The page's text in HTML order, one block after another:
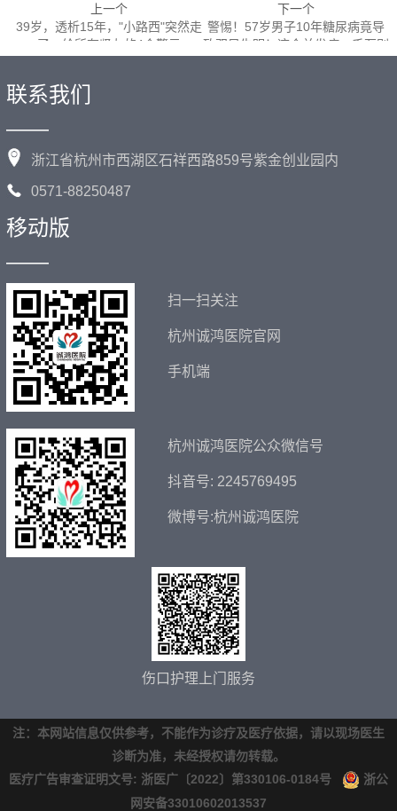
上一个
39岁，透析15年，"小路西"突然走
了…给所有肾友的4个警示
下一个
警惕！57岁男子10年糖尿病竟导
致双目失明！这个并发症，千万别
联系我们
——
浙江省杭州市西湖区石祥西路859号紫金创业园内
0571-88250487
移动版
——
扫一扫关注
杭州诚鸿医院官网
手机端
杭州诚鸿医院公众微信号
抖音号: 2245769495
微博号:杭州诚鸿医院
伤口护理上门服务
注：本网站信息仅供参考，不能作为诊疗及医疗依据，请以现场医生
诊断为准，未经授权请勿转载。
医疗广告审查证明文号: 浙医广〔2022〕第330106-0184号
浙公
网安备33010602013537